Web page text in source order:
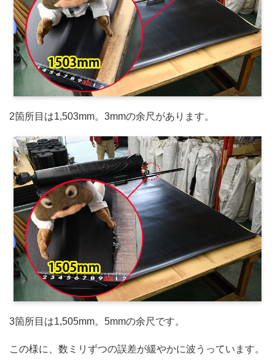
2箇所目は1,503mm。3mmの余尺があります。
3箇所目は1,505mm。5mmの余尺です。
この様に、数ミリずつの誤差が緩やかに波うっています。